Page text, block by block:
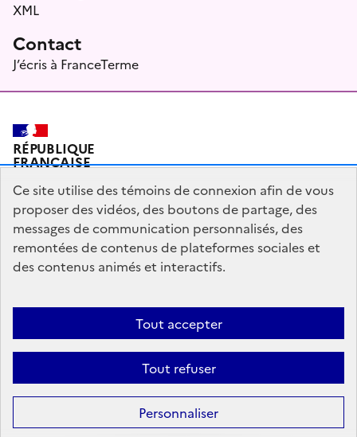
XML
Contact
J’écris à FranceTerme
RÉPUBLIQUE
FRANÇAISE
Plan du site Mentions légales Qui sommes-nous ?
Partagez votre expérience pour améliorer les services
Accessibilité : partiellement conforme
gouvernement.fr
Ce site utilise des témoins de connexion afin de vous
proposer des vidéos, des boutons de partage, des
messages de communication personnalisés, des
remontées de contenus de plateformes sociales et
des contenus animés et interactifs.
Tout accepter
Tout refuser
Personnaliser